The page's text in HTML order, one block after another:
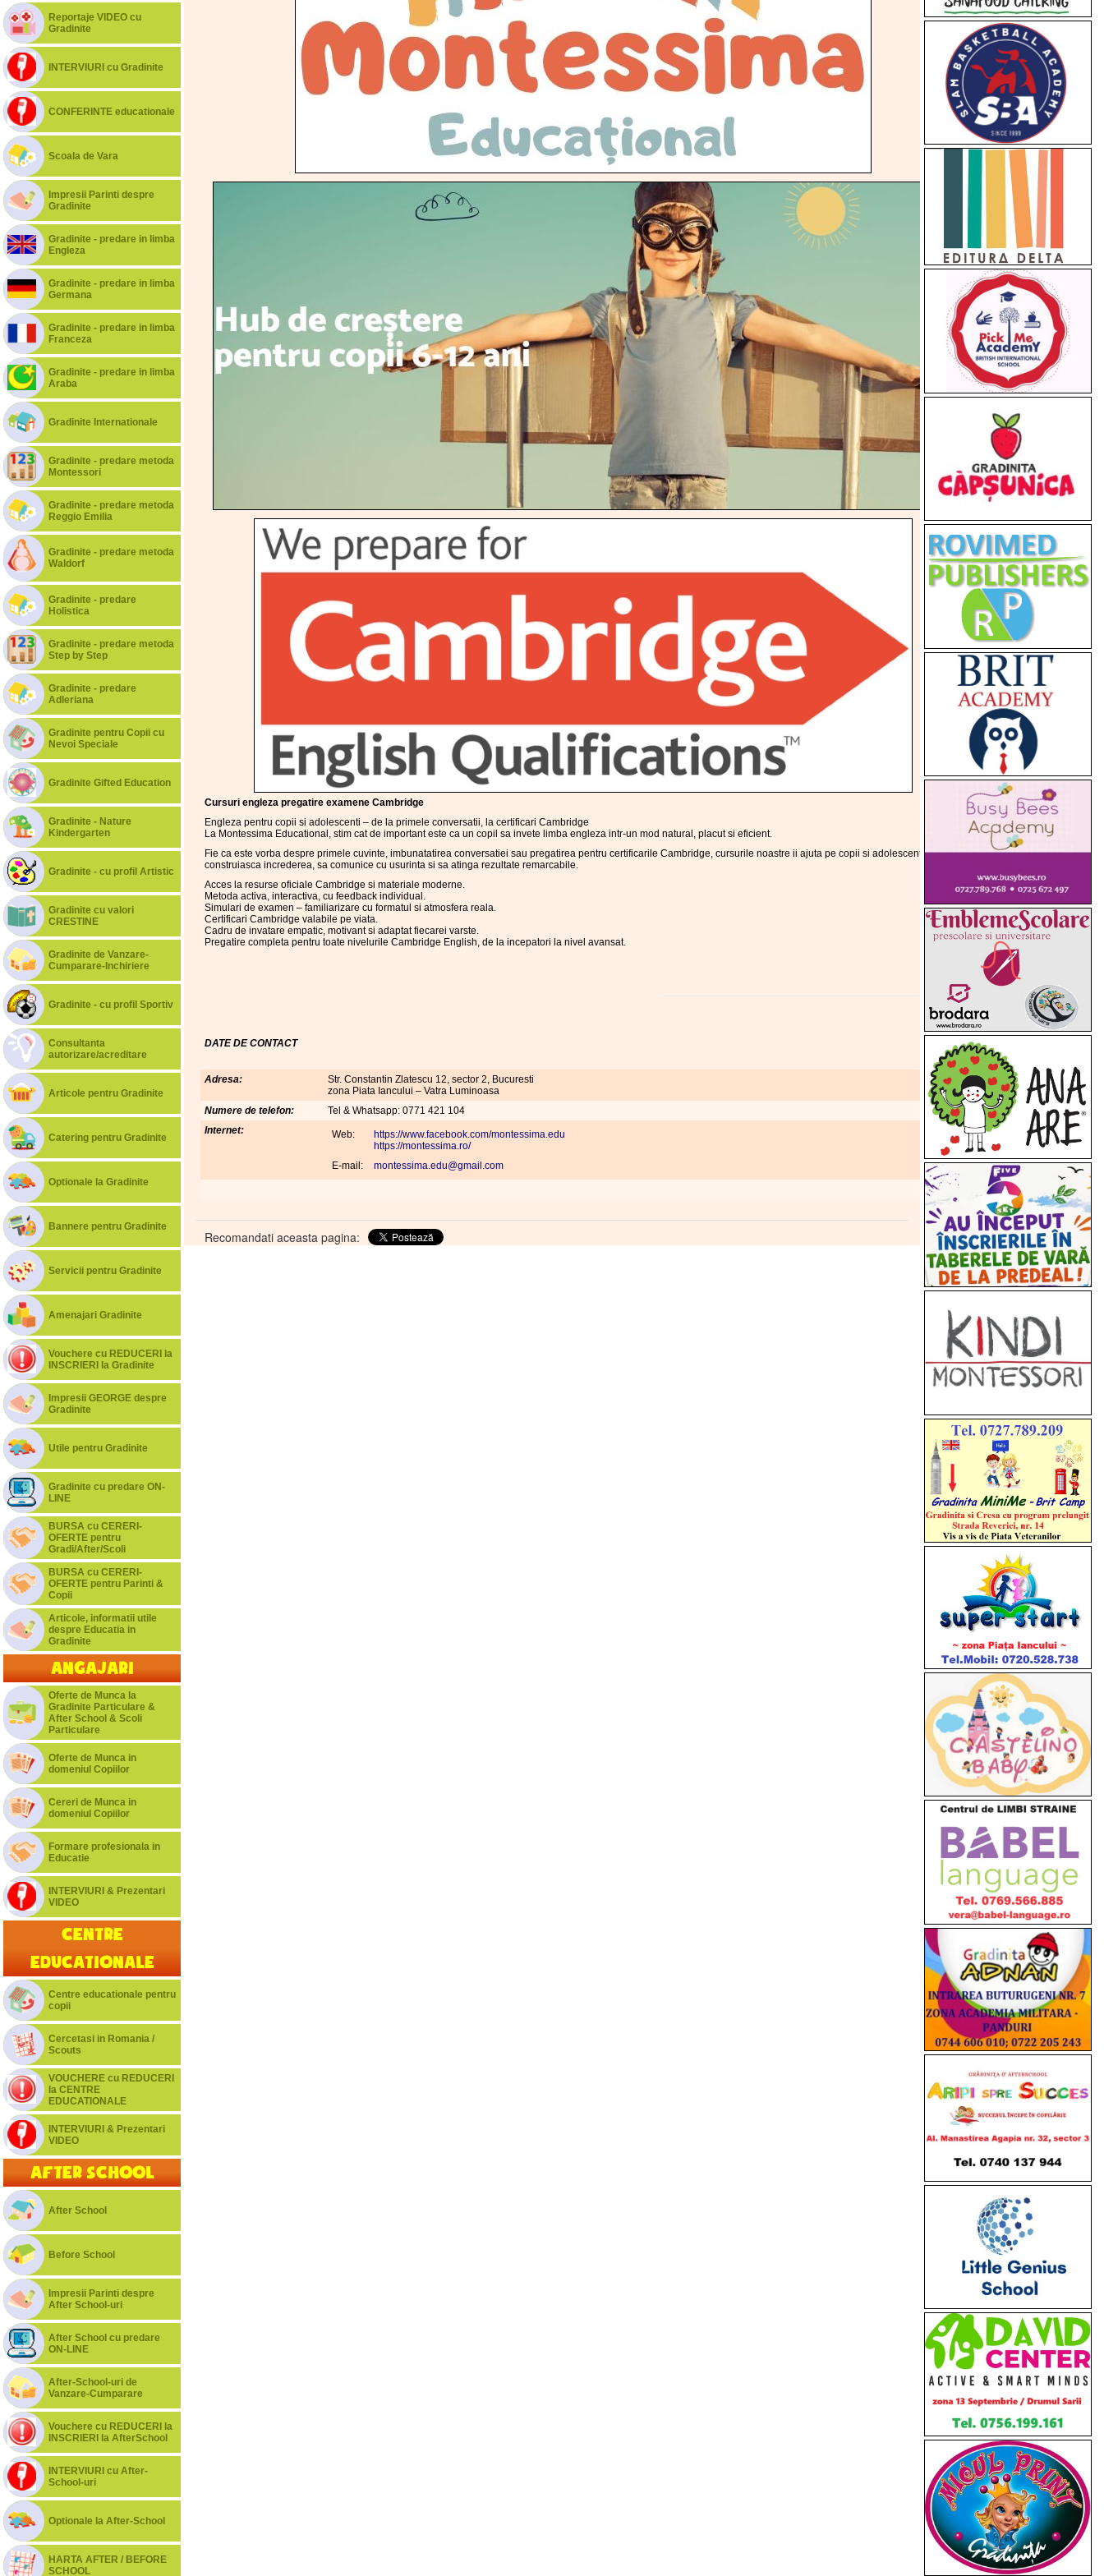
Reportaje VIDEO cu
Gradinite
INTERVIURI cu Gradinite
CONFERINTE educationale
Scoala de Vara
Impresii Parinti despre
Gradinite
Gradinite - predare in limba
Engleza
Gradinite - predare in limba
Germana
Gradinite - predare in limba
Franceza
Gradinite - predare in limba
Araba
Gradinite Internationale
Gradinite - predare metoda
Montessori
Gradinite - predare metoda
Reggio Emilia
Gradinite - predare metoda
Waldorf
Gradinite - predare
Holistica
Gradinite - predare metoda
Step by Step
Gradinite - predare
Adleriana
Gradinite pentru Copii cu
Nevoi Speciale
Gradinite Gifted Education
Gradinite - Nature
Kindergarten
Gradinite - cu profil Artistic
Gradinite cu valori
CRESTINE
Gradinite de Vanzare-
Cumparare-Inchiriere
Gradinite - cu profil Sportiv
Consultanta
autorizare/acreditare
Articole pentru Gradinite
Catering pentru Gradinite
Optionale la Gradinite
Bannere pentru Gradinite
Servicii pentru Gradinite
Amenajari Gradinite
Vouchere cu REDUCERI la
INSCRIERI la Gradinite
Impresii GEORGE despre
Gradinite
Utile pentru Gradinite
Gradinite cu predare ON-
LINE
BURSA cu CERERI-
OFERTE pentru
Gradi/After/Scoli
BURSA cu CERERI-
OFERTE pentru Parinti &
Copii
Articole, informatii utile
despre Educatia in
Gradinite
Angajari
Oferte de Munca la
Gradinite Particulare &
After School & Scoli
Particulare
Oferte de Munca in
domeniul Copiilor
Cereri de Munca in
domeniul Copiilor
Formare profesionala in
Educatie
INTERVIURI & Prezentari
VIDEO
Centre
educationale
Centre educationale pentru
copii
Cercetasi in Romania /
Scouts
VOUCHERE cu REDUCERI
la CENTRE
EDUCATIONALE
INTERVIURI & Prezentari
VIDEO
After School
After School
Before School
Impresii Parinti despre
After School-uri
After School cu predare
ON-LINE
After-School-uri de
Vanzare-Cumparare
Vouchere cu REDUCERI la
INSCRIERI la AfterSchool
INTERVIURI cu After-
School-uri
Optionale la After-School
HARTA AFTER / BEFORE
SCHOOL
Cursuri engleza pregatire examene Cambridge
Engleza pentru copii si adolescenti – de la primele conversatii, la certificari Cambridge
La Montessima Educational, stim cat de important este ca un copil sa invete limba engleza intr-un mod natural, placut si eficient.
Fie ca este vorba despre primele cuvinte, imbunatatirea conversatiei sau pregatirea pentru certificarile Cambridge, cursurile noastre ii ajuta pe copii si adolescenti sa isi
construiasca increderea, sa comunice cu usurinta si sa atinga rezultate remarcabile.
Acces la resurse oficiale Cambridge si materiale moderne.
Metoda activa, interactiva, cu feedback individual.
Simulari de examen – familiarizare cu formatul si atmosfera reala.
Certificari Cambridge valabile pe viata.
Cadru de invatare empatic, motivant si adaptat fiecarei varste.
Pregatire completa pentru toate nivelurile Cambridge English, de la incepatori la nivel avansat.
DATE DE CONTACT
Adresa:
Str. Constantin Zlatescu 12, sector 2, Bucuresti
zona Piata Iancului – Vatra Luminoasa
Numere de telefon:
Tel & Whatsapp: 0771 421 104
Internet:
Web:
https://www.facebook.com/montessima.edu
https://montessima.ro/
E-mail:
montessima.edu@gmail.com
Recomandati aceasta pagina: